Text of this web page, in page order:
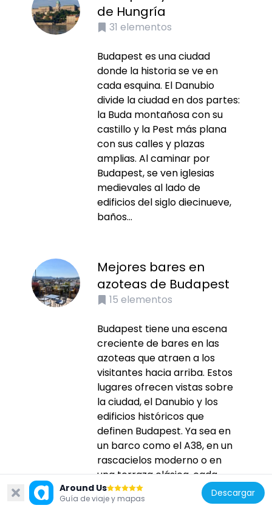
de Hungría
31 elementos
Budapest es una ciudad
donde la historia se ve en
cada esquina. El Danubio
divide la ciudad en dos partes:
la Buda montañosa con su
castillo y la Pest más plana
con sus calles y plazas
amplias. Al caminar por
Budapest, se ven iglesias
medievales al lado de
edificios del siglo diecinueve,
baños...
Mejores bares en
azoteas de Budapest
15 elementos
Budapest tiene una escena
creciente de bares en las
azoteas que atraen a los
visitantes hacia arriba. Estos
lugares ofrecen vistas sobre
la ciudad, el Danubio y los
edificios históricos que
definen Budapest. Ya sea en
un barco como el A38, en un
rascacielos moderno o en
una terraza clásica, cada...
Around Us
Guía de viaje y mapas Descargar